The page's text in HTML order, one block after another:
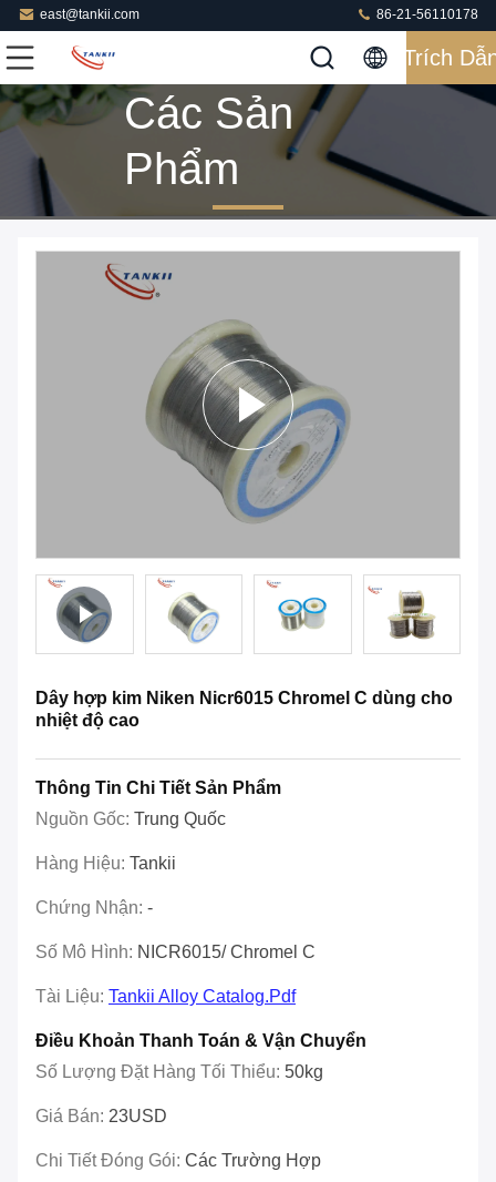
east@tankii.com 86-21-56110178
Trích
Các Sản
Phẩm
Dây hợp kim Niken Nicr6015 Chromel C dùng cho
nhiệt độ cao
Thông Tin Chi Tiết Sản Phẩm
Nguồn Gốc: Trung Quốc
Hàng Hiệu: Tankii
Chứng Nhận: -
Số Mô Hình: NICR6015/ Chromel C
Tài Liệu: Tankii Alloy Catalog.pdf
Điều Khoản Thanh Toán & Vận Chuyển
Số Lượng Đặt Hàng Tối Thiểu: 50kg
Giá Bán: 23USD
Chi Tiết Đóng Gói: Các Trường Hợp